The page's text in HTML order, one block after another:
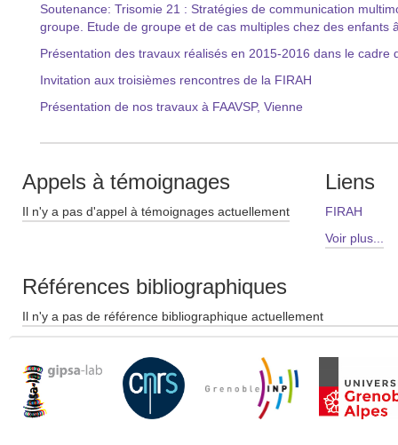
Soutenance: Trisomie 21 : Stratégies de communication
groupe. Etude de groupe et de cas multiples chez des enfants
Présentation des travaux réalisés en 2015-2016 dans le cadre
Invitation aux troisièmes rencontres de la FIRAH
Présentation de nos travaux à FAAVSP, Vienne
Appels à témoignages
Il n'y a pas d'appel à témoignages actuellement
Liens
FIRAH
Voir plus...
Références bibliographiques
Il n'y a pas de référence bibliographique actuellement